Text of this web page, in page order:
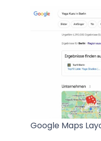
Google Maps